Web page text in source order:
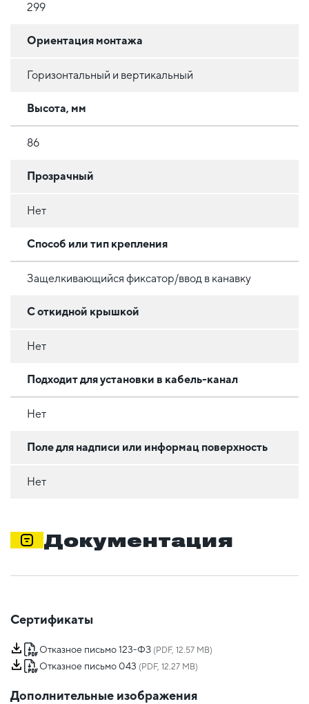
299
Ориентация монтажа
Горизонтальный и вертикальный
Высота, мм
86
Прозрачный
Нет
Способ или тип крепления
Защелкивающийся фиксатор/ввод в канавку
С откидной крышкой
Нет
Подходит для установки в кабель-канал
Нет
Поле для надписи или информац поверхность
Нет
Документация
Сертификаты
Отказное письмо 123-ФЗ (PDF, 12.57 MB)
Отказное письмо 043 (PDF, 12.27 MB)
Дополнительные изображения